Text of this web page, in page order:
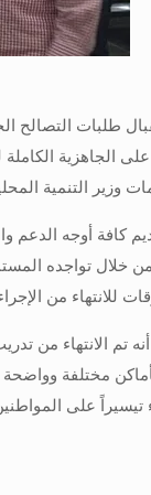
الجاهزية
وزير التنمية
كافة أوجه الدعم
خلال تواجده
للانتهاء من
الانتهاء من
مختلفة
تيسيراً على